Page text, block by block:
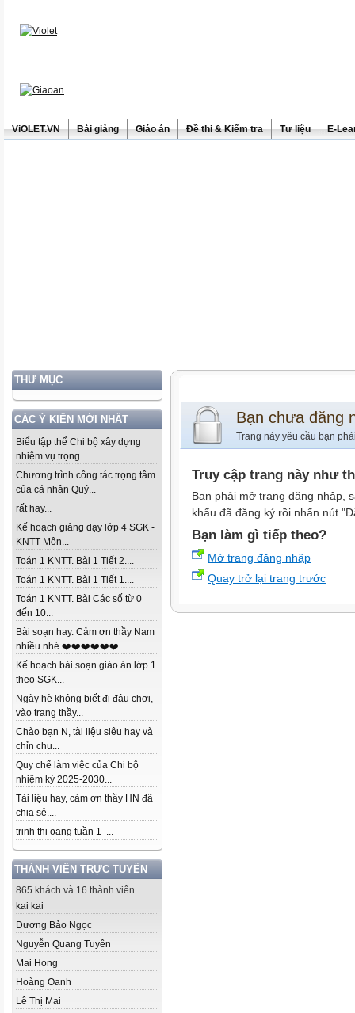
ViOLET.VN Bài giảng Giáo án Đề thi & Kiểm tra Tư liệu E-
THƯ MỤC
CÁC Ý KIẾN MỚI NHẤT
Biểu tập thể Chi bộ xây dựng
nhiệm vụ trọng...
Chương trình công tác trọng tâm
của cá nhân Quý...
rất hay...
Kế hoạch giảng dạy lớp 4 SGK -
KNTT Môn...
Toán 1 KNTT. Bài 1 Tiết 2....
Toán 1 KNTT. Bài 1 Tiết 1....
Toán 1 KNTT. Bài Các số từ 0
đến 10...
Bài soạn hay. Cảm ơn thầy Nam
nhiều nhé ❤️❤️❤️❤️❤️❤️...
Kế hoạch bài soạn giáo án lớp 1
theo SGK...
Ngày hè không biết đi đâu chơi,
vào trang thầy...
Chào bạn N, tài liệu siêu hay và
chỉn chu...
Quy chế làm việc của Chi bộ
nhiệm kỳ 2025-2030...
Tài liệu hay, cảm ơn thầy HN đã
chia sẻ....
trinh thi oang tuần 1 ...
THÀNH VIÊN TRỰC TUYẾN
865 khách và 16 thành viên
kai kai
Dương Bảo Ngọc
Nguyễn Quang Tuyên
Mai Hong
Hoàng Oanh
Lê Thị Mai
Bạn chưa đăng
Trang này yêu cầu bạn
Truy cập trang này như
Bạn phải mở trang đăng nhập,
khẩu đã đăng ký rồi nhấn nút
Bạn làm gì tiếp theo?
Mở trang đăng nhập
Quay trở lại trang trước